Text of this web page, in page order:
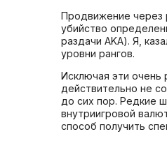
Продвижение через
убийство
раздачи AKA). Я,
уровни рангов.
Исключая эти очень
действительно не
до сих пор. Редкие
внутриигровой
способ получить